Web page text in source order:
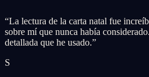
“La lectura de la carta natal fue
sobre mí que nunca había
detallada que he usado.”
S